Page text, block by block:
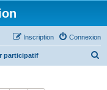
Connexion
Inscription
participatif